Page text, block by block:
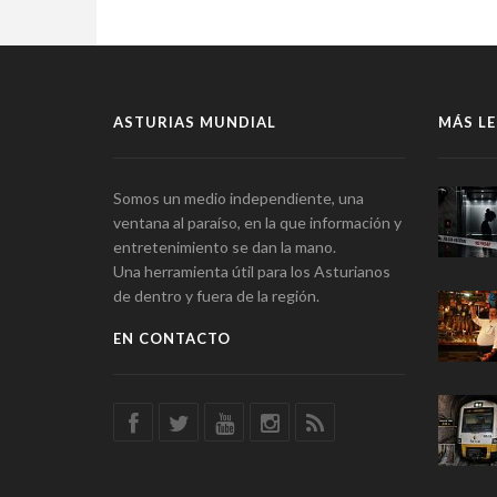
ASTURIAS MUNDIAL
Somos un medio independiente, una
ventana al paraíso, en la que información y
entretenimiento se dan la mano.
Una herramienta útil para los Asturianos
de dentro y fuera de la región.
EN CONTACTO
MÁS